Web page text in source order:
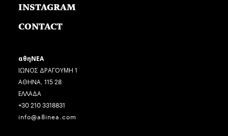
INSTAGRAM
CONTACT
αθηΝΕΑ
ΙΩΝΟΣ ΔΡΑΓΟΥΜΗ 1
ΑΘΗΝΑ, 115 28
ΕΛΛΑΔΑ
+30 210 3318831
info@a8inea.com